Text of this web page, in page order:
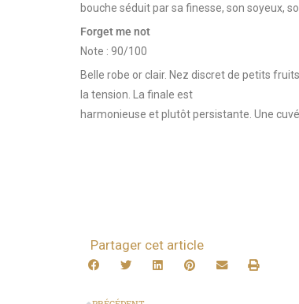
bouche séduit par sa finesse, son soyeux,
Forget me not
Note : 90/100
Belle robe or clair. Nez discret de petits
la tension. La finale est
harmonieuse et plutôt persistante. Une
Partager cet article